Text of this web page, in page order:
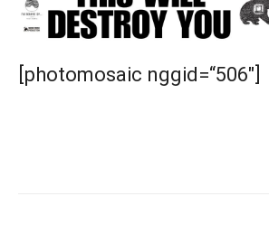
[photomosaic nggid=“506″]